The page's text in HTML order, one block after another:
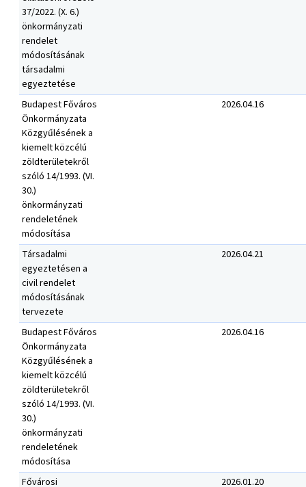
37/2022. (X. 6.)
önkormányzati
rendelet
módosításának
társadalmi
egyeztetése
Budapest Főváros
Önkormányzata
Közgyűlésének a
kiemelt közcélú
zöldterületekről
szóló 14/1993. (VI.
30.)
önkormányzati
rendeletének
módosítása
2026.04.16
Társadalmi
egyeztetésen a
civil rendelet
módosításának
tervezete
2026.04.21
Budapest Főváros
Önkormányzata
Közgyűlésének a
kiemelt közcélú
zöldterületekről
szóló 14/1993. (VI.
30.)
önkormányzati
rendeletének
módosítása
2026.04.16
Fővárosi
2026.01.20